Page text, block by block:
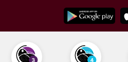
content